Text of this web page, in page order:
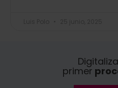
primer